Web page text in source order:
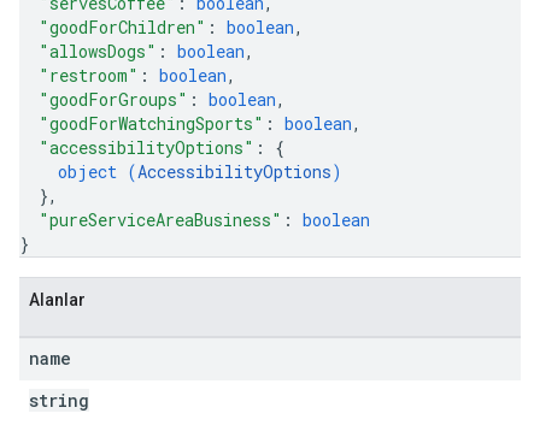
"goodForChildren" : boolean,
"allowsDogs" : boolean,
"restroom" : boolean,
"goodForGroups" : boolean,
"goodForWatchingSports" : boolean,
"accessibilityOptions" : {
object (AccessibilityOptions)
},
"pureServiceAreaBusiness" : boolean
}
Alanlar
name
string